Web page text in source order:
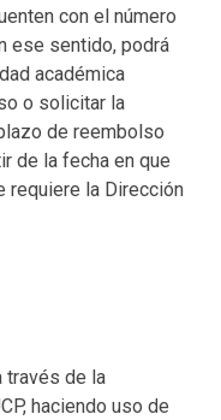
con el número
ese sentido, podrá
académica
o solicitar la
de reembolso
de la fecha en que
requiere la Dirección
través de la
haciendo uso de